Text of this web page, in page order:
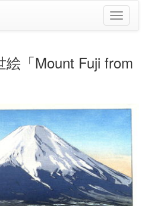
ナ
ビ
シ
切
替
「Mount Fuji from